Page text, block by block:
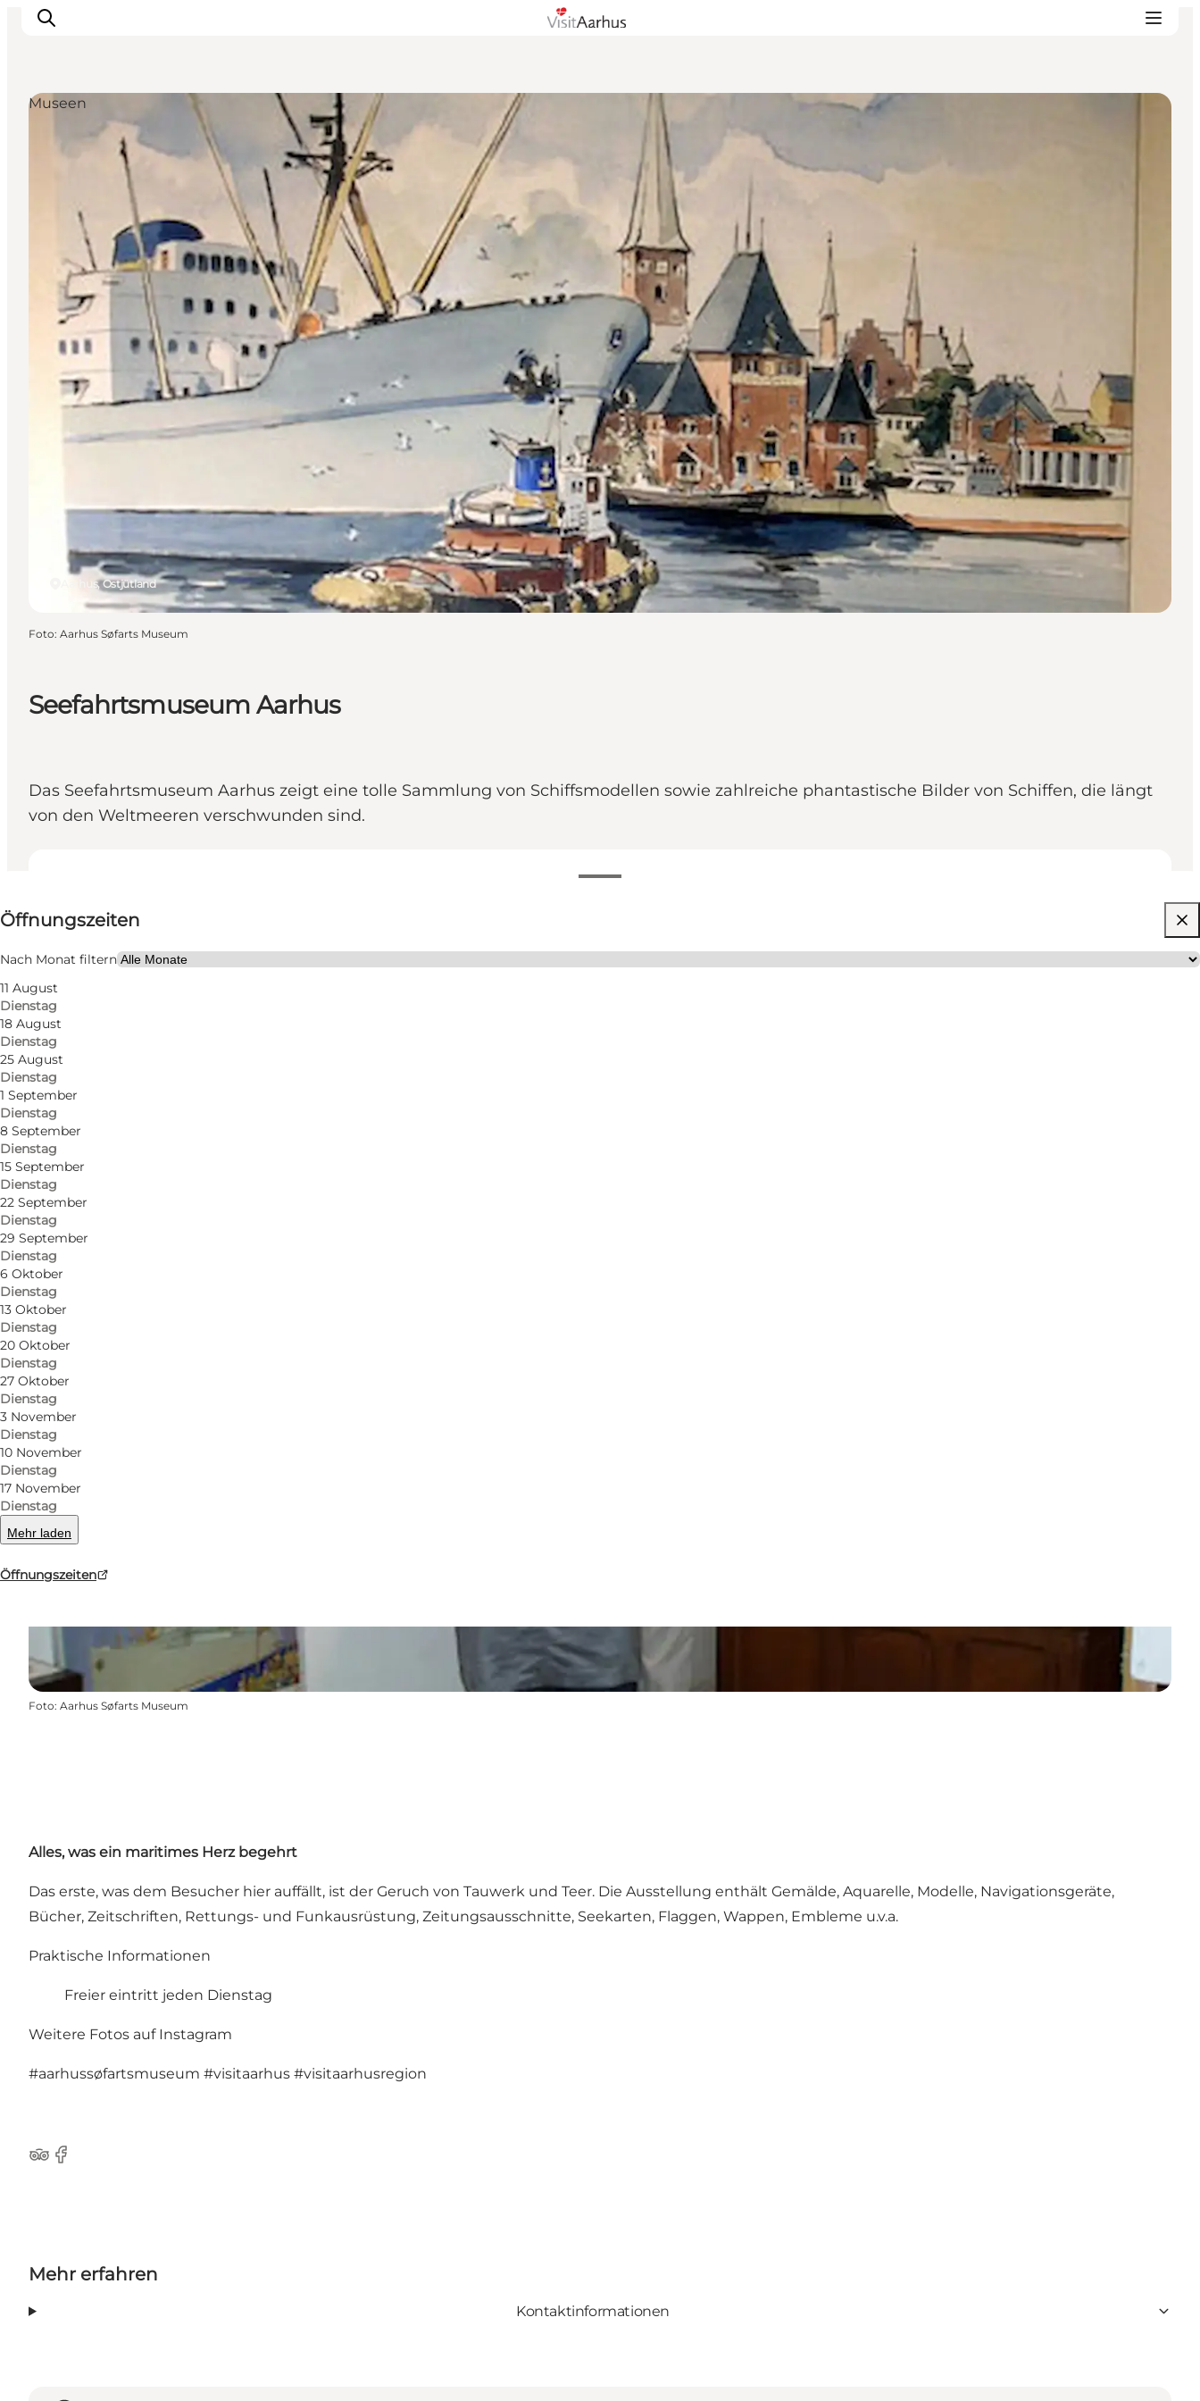
Sehen und erleben
Veranstaltungen
Städte und Regionen
Reiseplanung
Transport
Seefahrtsmuseum Aarhus
Das Seefahrtsmuseum Aarhus zeigt eine tolle Sammlung von Schiffsmodellen sowie zahlreiche phantastische Bilder von Schiffen, die längt
von den Weltmeeren verschwunden sind.
Öffnungszeiten
Nach Monat filtern
11 August
Dienstag
18 August
Dienstag
25 August
Dienstag
1 September
Dienstag
8 September
Dienstag
15 September
Dienstag
22 September
Dienstag
29 September
Dienstag
6 Oktober
Dienstag
13 Oktober
Dienstag
20 Oktober
Dienstag
27 Oktober
Dienstag
3 November
Dienstag
10 November
Dienstag
17 November
Dienstag
Mehr laden
Öffnungszeiten
Kostenlos
Website besuchen
Aarhus, Ostjütland
Museen
Foto: Aarhus Søfarts Museum
Foto: Aarhus Søfarts Museum
Alles, was ein maritimes Herz begehrt
Das erste, was dem Besucher hier auffällt, ist der Geruch von Tauwerk und Teer. Die Ausstellung enthält Gemälde, Aquarelle, Modelle, Navigationsgeräte,
Bücher, Zeitschriften, Rettungs- und Funkausrüstung, Zeitungsausschnitte, Seekarten, Flaggen, Wappen, Embleme u.v.a.
Praktische Informationen
Freier eintritt jeden Dienstag
Weitere Fotos auf Instagram
#aarhussøfartsmuseum #visitaarhus #visitaarhusregion
TripAdvisor
Facebook
Mehr erfahren
Kontaktinformationen